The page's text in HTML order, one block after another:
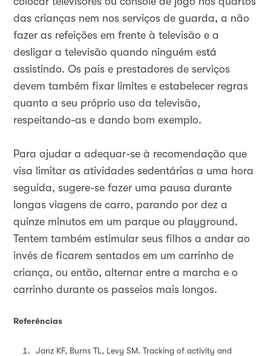
das crianças nem nos serviços de guarda, a não
fazer as refeições em frente à televisão e a
desligar a televisão quando ninguém está
assistindo. Os pais e prestadores de serviços
devem também fixar limites e estabelecer regras
quanto a seu próprio uso da televisão,
respeitando-as e dando bom exemplo.
Para ajudar a adequar-se à recomendação que
visa limitar as atividades sedentárias a uma hora
seguida, sugere-se fazer uma pausa durante
longas viagens de carro, parando por dez a
quinze minutos em um parque ou playground.
Tentem também estimular seus filhos a andar ao
invés de ficarem sentados em um carrinho de
criança, ou então, alternar entre a marcha e o
carrinho durante os passeios mais longos.
Referências
Janz KF, Burns TL, Levy SM. Tracking of activity and